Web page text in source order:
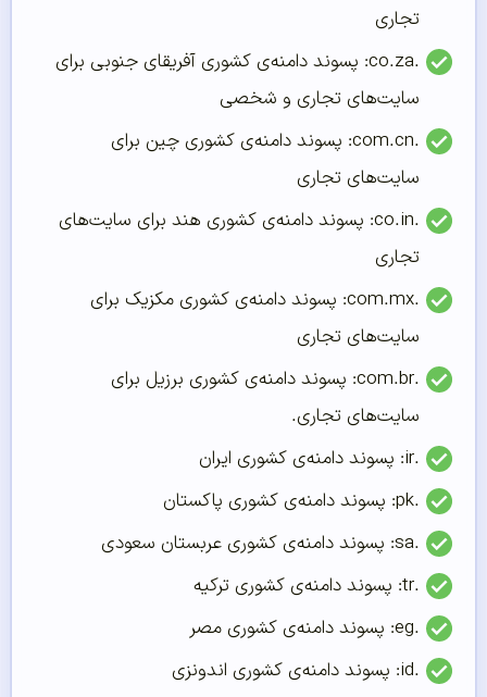
تجاری
.co.za: پسوند دامنه‌ی کشوری آفریقای جنوبی برای
سایت‌های تجاری و شخصی
.com.cn: پسوند دامنه‌ی کشوری چین برای
سایت‌های تجاری
.co.in: پسوند دامنه‌ی کشوری هند برای سایت‌های
تجاری
.com.mx: پسوند دامنه‌ی کشوری مکزیک برای
سایت‌های تجاری
.com.br: پسوند دامنه‌ی کشوری برزیل برای
سایت‌های تجاری.
.ir: پسوند دامنه‌ی کشوری ایران
.pk: پسوند دامنه‌ی کشوری پاکستان
.sa: پسوند دامنه‌ی کشوری عربستان سعودی
.tr: پسوند دامنه‌ی کشوری ترکیه
.eg: پسوند دامنه‌ی کشوری مصر
.id: پسوند دامنه‌ی کشوری اندونزی